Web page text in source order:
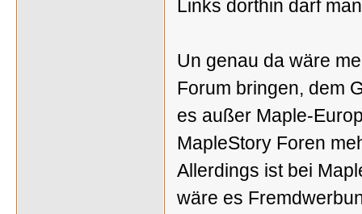
Links dorthin darf
Un genau da wäre
Forum bringen, dem
es außer Maple-
MapleStory Foren
Allerdings ist bei
wäre es